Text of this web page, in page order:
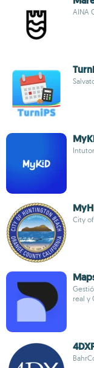
AINA
Intutor
City
real y